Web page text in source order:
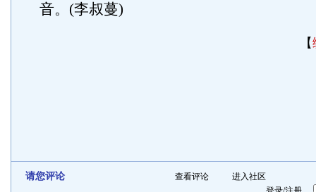
音。(李叔蔓)
【
请您评论 查看评论
进入社区